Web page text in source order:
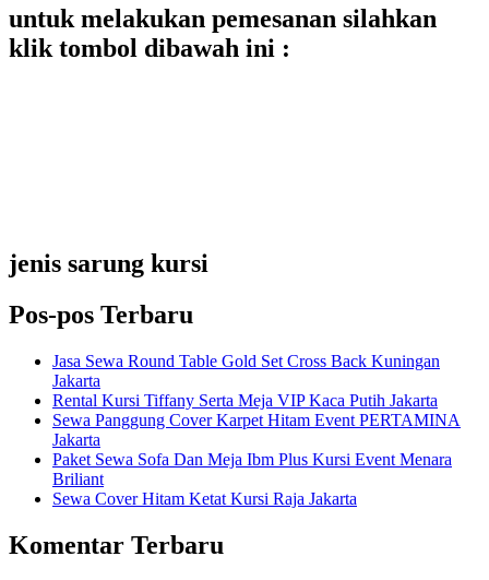
untuk melakukan pemesanan silahkan
klik tombol dibawah ini :
jenis sarung kursi
Pos-pos Terbaru
Jasa Sewa Round Table Gold Set Cross Back Kuningan
Jakarta
Rental Kursi Tiffany Serta Meja VIP Kaca Putih Jakarta
Sewa Panggung Cover Karpet Hitam Event PERTAMINA
Jakarta
Paket Sewa Sofa Dan Meja Ibm Plus Kursi Event Menara
Briliant
Sewa Cover Hitam Ketat Kursi Raja Jakarta
Komentar Terbaru